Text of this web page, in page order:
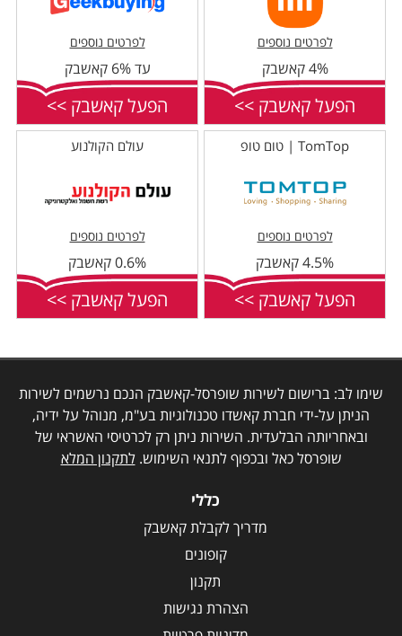
לפרטים נוספים
4% קאשבק
הפעל קאשבק >>
לפרטים נוספים
עד 6% קאשבק
הפעל קאשבק >>
TomTop | טום טופ
לפרטים נוספים
4.5% קאשבק
הפעל קאשבק >>
עולם הקולנוע
לפרטים נוספים
0.6% קאשבק
הפעל קאשבק >>
שימו לב: ברישום לשירות שופרסל-קאשבק הנכם נרשמים לשירות
הניתן על-ידי חברת קאשדו טכנולוגיות בע"מ, מנוהל על ידיה,
ובאחריותה הבלעדית. השירות ניתן רק לכרטיסי האשראי של
שופרסל כאל ובכפוף לתנאי השימוש.לתקנון המלא
כללי
מדריך לקבלת קאשבק
קופונים
תקנון
הצהרת נגישות